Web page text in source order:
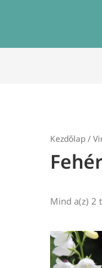
Kezdőlap /
Mind a(z) 2